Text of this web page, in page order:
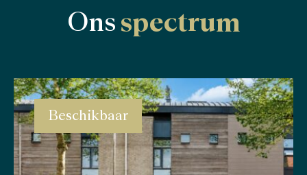
Ons spectrum
Beschikbaar